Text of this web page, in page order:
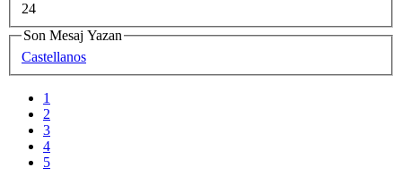
24
Son Mesaj Yazan
Castellanos
1
2
3
4
5